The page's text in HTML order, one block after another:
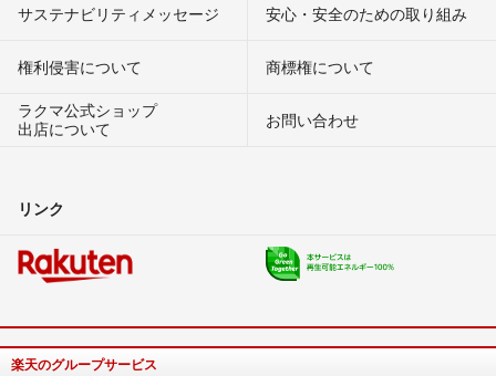
サステナビリティメッセージ 安心・安全のための取り組み
権利侵害について
商標権について
ラクマ公式ショップ
出店について
お問い合わせ
リンク
楽天のグループサービス